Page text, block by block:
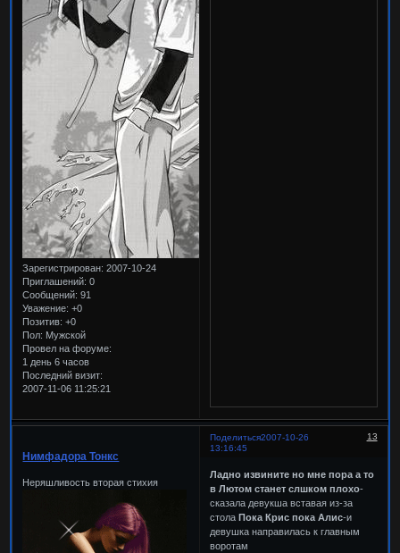
Зарегистрирован: 2007-10-24
Приглашений: 0
Сообщений: 91
Уважение: +0
Позитив: +0
Пол: Мужской
Провел на форуме:
1 день 6 часов
Последний визит:
2007-11-06 11:25:21
Поделиться 13
2007-10-26
13:16:45
Нимфадора Тонкс
Неряшливость вторая стихия
Ладно извините но мне пора а то
в Лютом станет слшком плохо-
сказала девукша вставая из-за
стола Пока Крис пока Алис-и
девушка направилась к главным
воротам